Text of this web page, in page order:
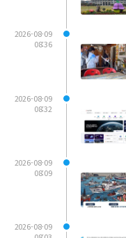
2026-08-09
08:36
2026-08-09
08:32
2026-08-09
08:09
2026-08-09